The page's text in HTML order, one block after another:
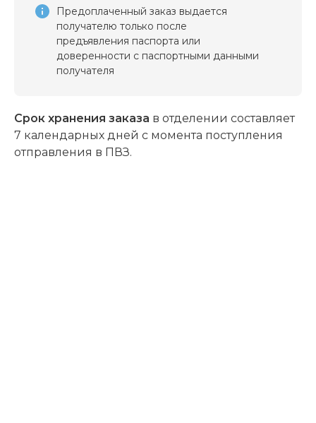
Предоплаченный заказ выдается
получателю только после
предъявления паспорта или
доверенности с паспортными данными
получателя
Срок хранения заказа в отделении составляет
7 календарных дней с момента поступления
отправления в ПВЗ.